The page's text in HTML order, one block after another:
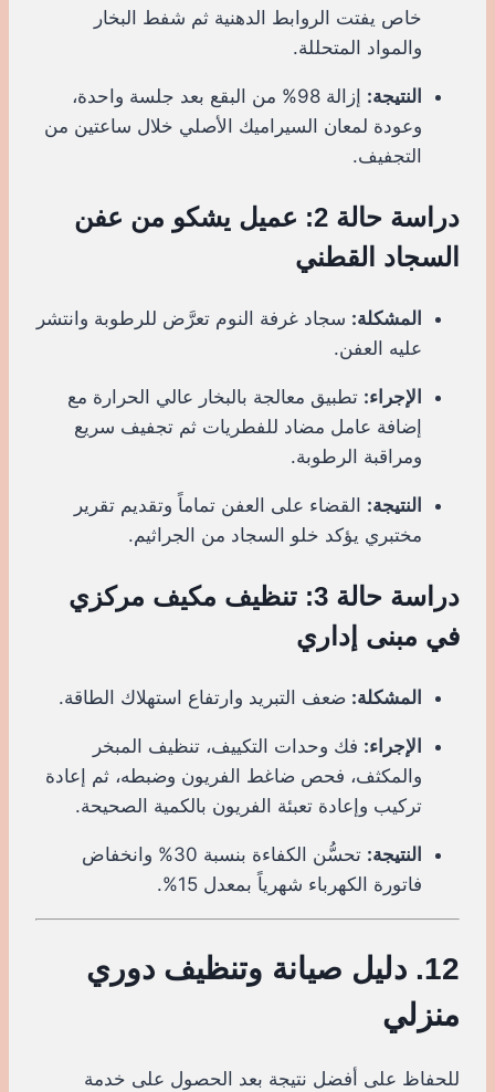
خاص يفتت الروابط الدهنية ثم شفط البخار
والمواد المتحللة.
النتيجة:
إزالة 98% من البقع بعد جلسة واحدة،
وعودة لمعان السيراميك الأصلي خلال ساعتين من
التجفيف.
دراسة حالة 2: عميل يشكو من عفن
السجاد القطني
المشكلة: سجاد غرفة النوم تعرَّض للرطوبة وانتشر
عليه العفن.
الإجراء: تطبيق معالجة بالبخار عالي الحرارة مع
إضافة عامل مضاد للفطريات ثم تجفيف سريع
ومراقبة الرطوبة.
النتيجة: القضاء على العفن تماماً وتقديم تقرير
مختبري يؤكد خلو السجاد من الجراثيم.
دراسة حالة 3: تنظيف مكيف مركزي
في مبنى إداري
المشكلة: ضعف التبريد وارتفاع استهلاك الطاقة.
الإجراء: فك وحدات التكييف، تنظيف المبخر
والمكثف، فحص ضاغط الفريون وضبطه، ثم إعادة
تركيب وإعادة تعبئة الفريون بالكمية الصحيحة.
النتيجة:
تحسُّن الكفاءة بنسبة 30% وانخفاض
فاتورة الكهرباء شهرياً بمعدل 15%.
12. دليل صيانة وتنظيف دوري
منزلي
للحفاظ على أفضل نتيجة بعد الحصول على خدمة